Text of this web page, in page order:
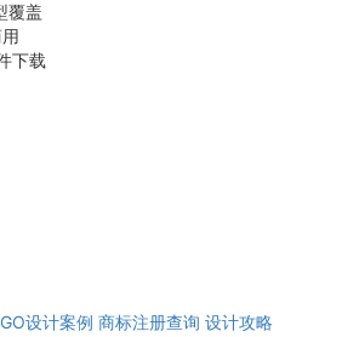
覆盖
下载
设计案例 商标注册查询 设计攻略